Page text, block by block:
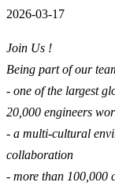
2026-03-17
Join Us !
Being part of our
- one of the largest
20,000 engineers
- a multi-cultural
collaboration
- more than 100,000